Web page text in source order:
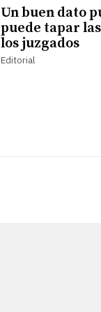
Un buen dato
puede tapar
los juzgados
Editorial